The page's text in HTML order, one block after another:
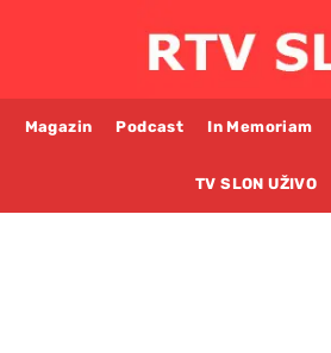
Magazin Podcast In Memoriam
TV SLON UŽIVO